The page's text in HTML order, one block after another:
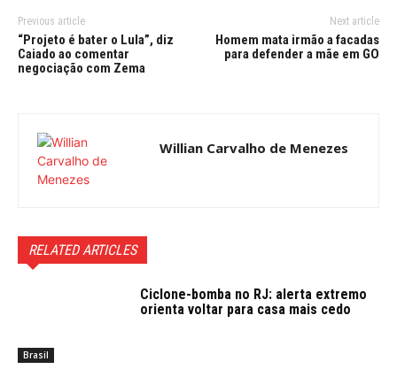
Previous article
“Projeto é bater o Lula”, diz
Caiado ao comentar
negociação com Zema
Next article
Homem mata irmão a facadas
para defender a mãe em GO
Willian Carvalho de Menezes
RELATED ARTICLES
Brasil
Ciclone-bomba no RJ: alerta extremo
orienta voltar para casa mais cedo